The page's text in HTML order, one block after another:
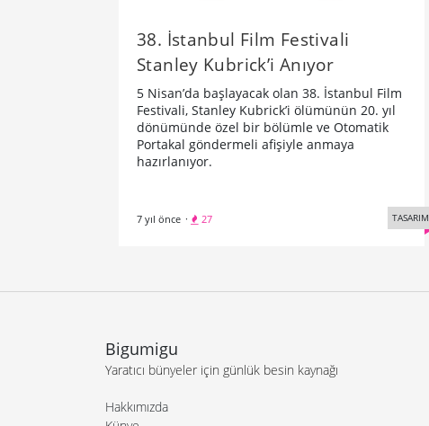
38. İstanbul Film Festivali
Stanley Kubrick’i Anıyor
5 Nisan’da başlayacak olan 38. İstanbul Film
Festivali, Stanley Kubrick’i ölümünün 20. yıl
dönümünde özel bir bölümle ve Otomatik
Portakal göndermeli afişiyle anmaya
hazırlanıyor.
7 yıl önce · 27 TASARIM
Bigumigu
Yaratıcı bünyeler için günlük besin kaynağı
Hakkımızda